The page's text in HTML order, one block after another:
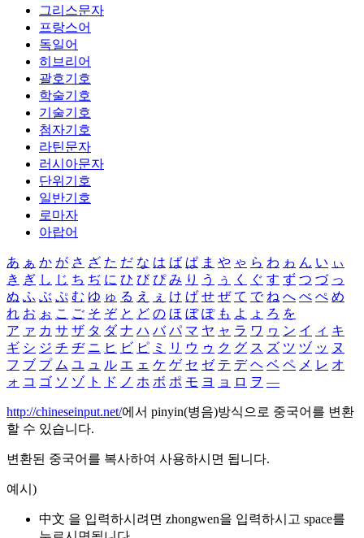
그리스문자
프랑스어
독일어
히브리어
괄호기호
학술기호
기술기호
첨자기호
라틴문자
러시아문자
단위기호
일반기호
로마자
아랍어
あ ぁ か が さ ざ た だ な は ば ぱ ま や ゃ ら わ ゎ ん い ぃ
き ぎ し じ ち ぢ に ひ び ぴ み り う ぅ く ぐ す ず つ づ っ
ぬ ふ ぶ ぷ む ゆ ゅ る え ぇ け げ せ ぜ て で ね へ べ ぺ め
れ お ぉ こ ご そ ぞ と ど の ほ ぼ ぽ も よ ょ ろ を
ア ァ カ サ ザ タ ダ ナ ハ バ パ マ ヤ ャ ラ ワ ヮ ン イ ィ キ
ギ シ ジ チ ヂ ニ ヒ ビ ピ ミ リ ウ ゥ ク グ ス ズ ツ ヅ ッ ヌ
フ ブ プ ム ユ ュ ル エ ェ ケ ゲ セ ゼ テ デ ヘ ベ ペ メ レ オ
ォ コ ゴ ソ ゾ ト ド ノ ホ ボ ポ モ ヨ ョ ロ ヲ ―
http://chineseinput.net/에서 pinyin(병음)방식으로 중국어를 변환
할 수 있습니다.
변환된 중국어를 복사하여 사용하시면 됩니다.
예시)
中文 을 입력하시려면 zhongwen을 입력하시고 space를